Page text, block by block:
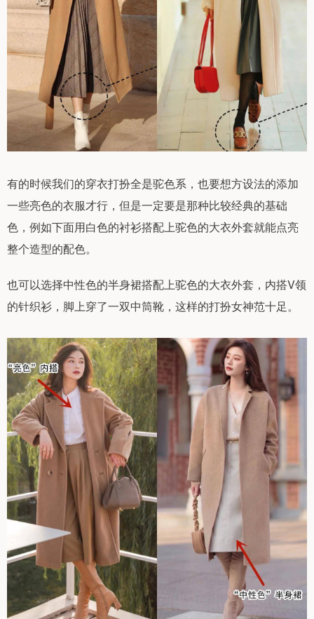
有的时候我们的穿衣打扮全是驼色系，也要想方设法的添加
一些亮色的衣服才行，但是一定要是那种比较经典的基础
色，例如下面用白色的衬衫搭配上驼色的大衣外套就能点亮
整个造型的配色。
也可以选择中性色的半身裙搭配上驼色的大衣外套，内搭V领
的针织衫，脚上穿了一双中筒靴，这样的打扮女神范十足。